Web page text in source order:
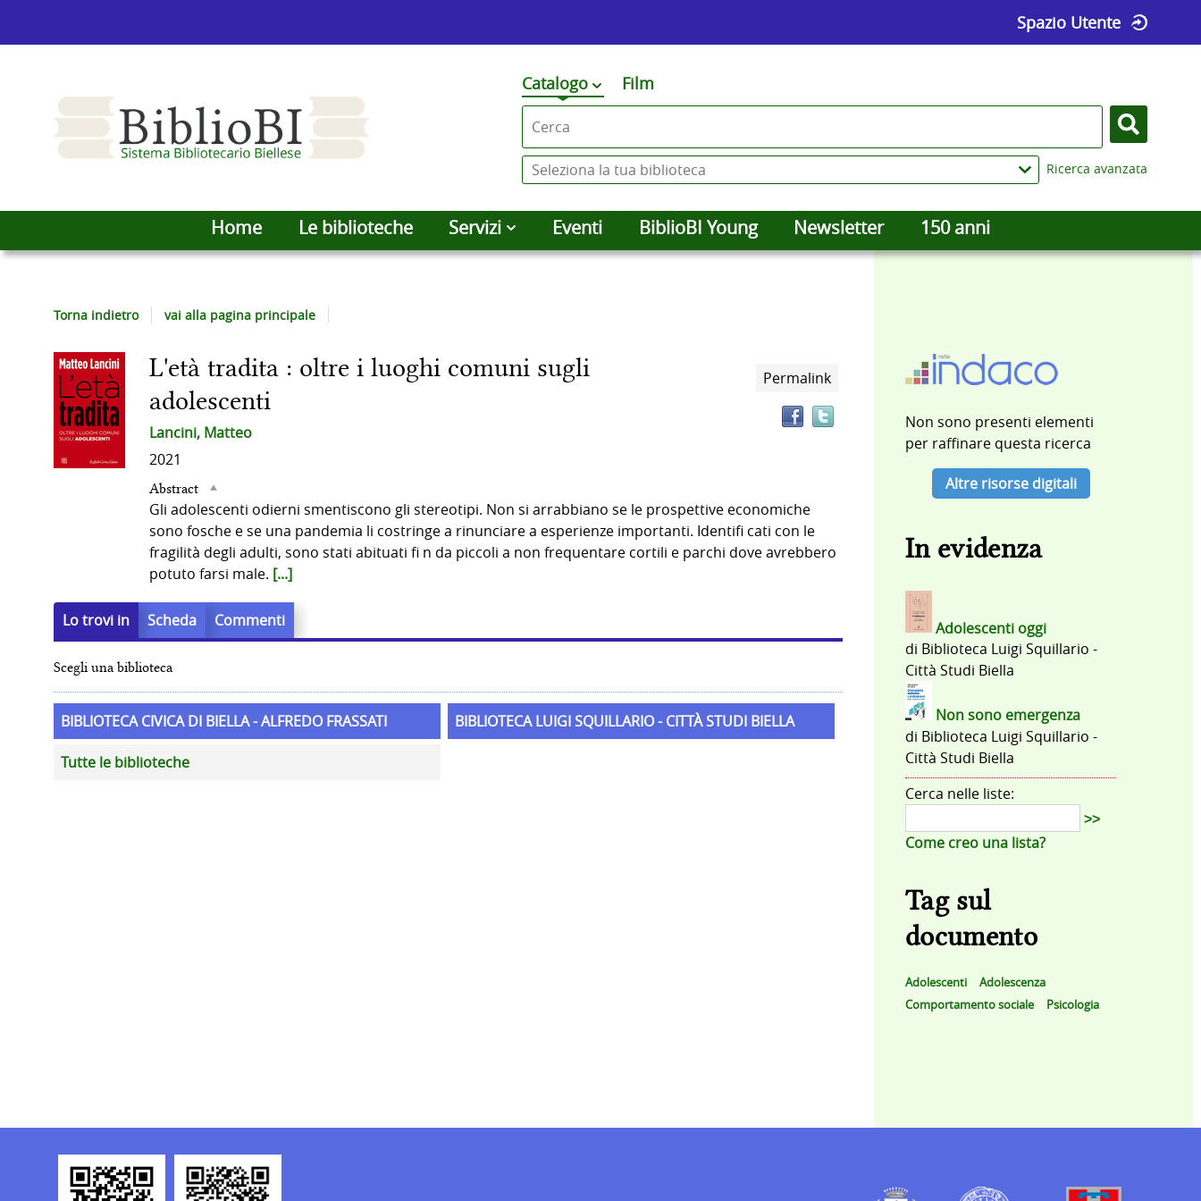
Spazio Utente
Premi
qui
per
vedere
altri
ricerca
Catalogo
cambia Film
Seleziona
la
tua
biblioteca
Cerca
Ricerca avanzata
Home Le biblioteche Servizi Eventi BiblioBI Young Newsletter 150 anni
Torna indietro vai alla pagina principale
Dettaglio
del
documento
Permalink
L'età tradita : oltre i luoghi comuni sugli
adolescenti
Lancini, Matteo
2021
Abstract
Gli adolescenti odierni smentiscono gli stereotipi. Non si arrabbiano se le prospettive economiche
sono fosche e se una pandemia li costringe a rinunciare a esperienze importanti. Identifi cati con le
fragilità degli adulti, sono stati abituati fi n da piccoli a non frequentare cortili e parchi dove avrebbero
potuto farsi male. [...]
Lo trovi in Scheda Commenti
Scegli una biblioteca
BIBLIOTECA CIVICA DI BIELLA - ALFREDO FRASSATI BIBLIOTECA LUIGI SQUILLARIO - CITTÀ STUDI BIELLA
Tutte le biblioteche
Non sono presenti elementi
per raffinare questa ricerca
Altre risorse digitali
In evidenza
Adolescenti oggi
di Biblioteca Luigi Squillario -
Città Studi Biella
Non sono emergenza
di Biblioteca Luigi Squillario -
Città Studi Biella
Cerca nelle liste:
>>
Come creo una lista?
Tag sul
documento
Adolescenti
Adolescenza
Comportamento sociale
Psicologia